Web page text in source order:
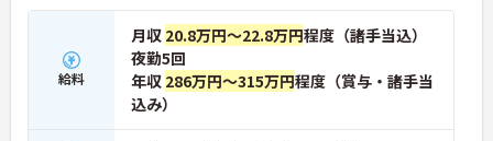
給料
月収 20.8万円～22.8万円程度（諸手当込）
夜勤5回
年収 286万円～315万円程度（賞与・諸手当
込み）